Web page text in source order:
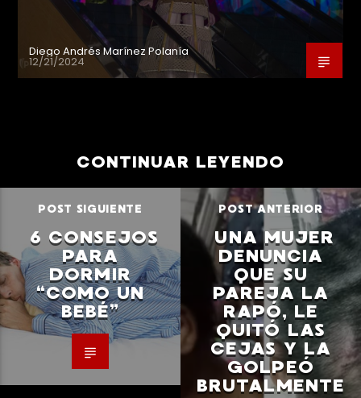
Diego Andrés Marínez Polanía
12/21/2024
CONTINUAR LEYENDO
POST SIGUIENTE
6 CONSEJOS
PARA
DORMIR
“COMO UN
BEBÉ”
POST ANTERIOR
UNA MUJER
DENUNCIA
QUE SU
PAREJA LA
RAPÓ, LE
QUITÓ LAS
CEJAS Y LA
GOLPEÓ
BRUTALMENTE